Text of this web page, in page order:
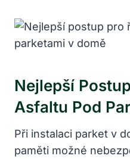
Nejlepší
Asfaltu Pod
Při instalaci parket v
paměti možné